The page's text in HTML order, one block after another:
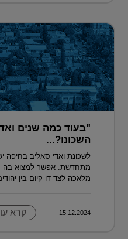
"בעוד כמה שנים
השכונו?...
לשכונת ואדי סאליב בחיפה
מתחדשת. אפשר למצוא בה
מלאכה לצד דו-קיום בין
15.12.2024 קרא